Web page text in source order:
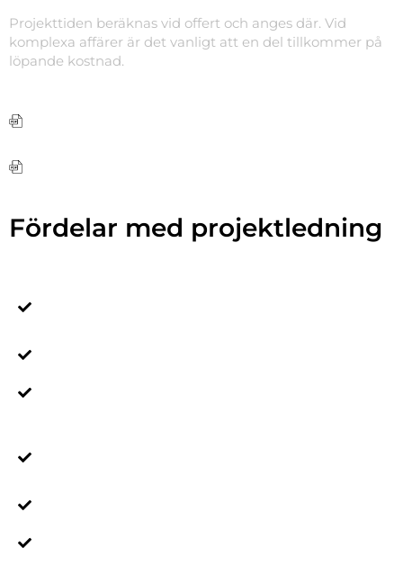
Projekttiden beräknas vid offert och anges där. Vid
komplexa affärer är det vanligt att en del tillkommer på
löpande kostnad.
Fördelar med projektledning